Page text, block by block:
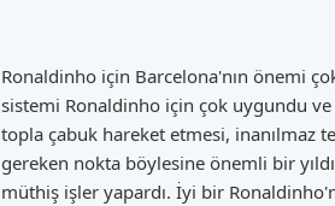
Ronaldinho için Barcelona'nın önemi
sistemi Ronaldinho için çok uygundu
topla çabuk hareket etmesi, inanılmaz
gereken nokta böylesine önemli bir
müthiş işler yapardı. İyi bir